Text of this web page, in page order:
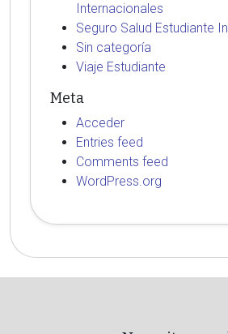
Internacionales
Seguro Salud Estudiante
Sin categoría
Viaje Estudiante
Meta
Acceder
Entries feed
Comments feed
WordPress.org